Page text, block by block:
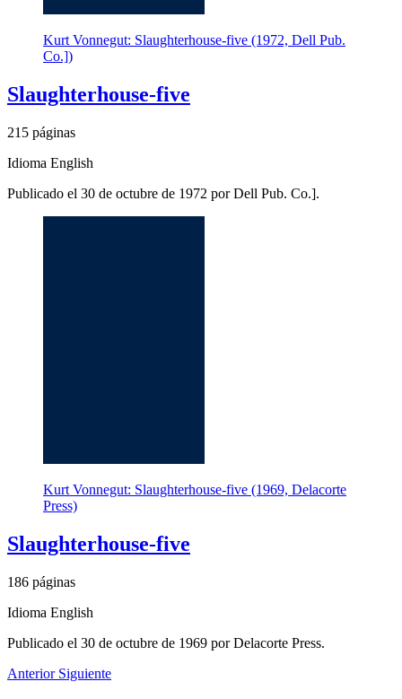
Kurt Vonnegut: Slaughterhouse-five (1972, Dell Pub.
Co.])
Slaughterhouse-five
215 páginas
Idioma English
Publicado el 30 de octubre de 1972 por Dell Pub. Co.].
Kurt Vonnegut: Slaughterhouse-five (1969, Delacorte
Press)
Slaughterhouse-five
186 páginas
Idioma English
Publicado el 30 de octubre de 1969 por Delacorte Press.
Anterior Siguiente